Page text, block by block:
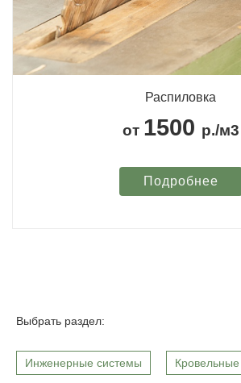
Распиловка
от 1500 р./м3
Подробнее
Выбрать раздел:
Инженерные системы